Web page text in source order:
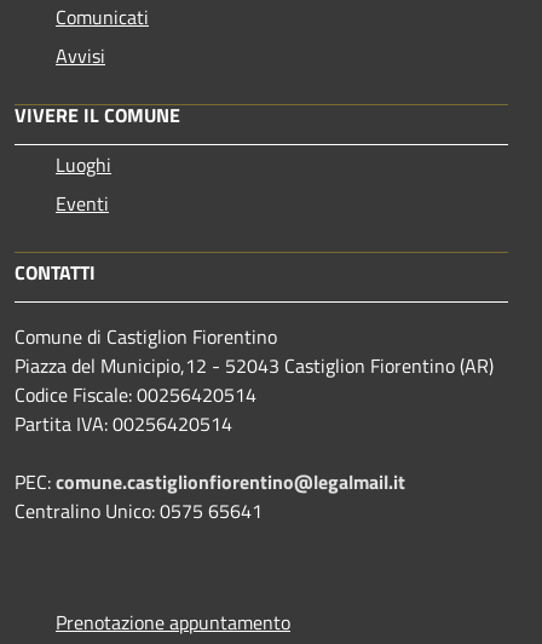
Comunicati
Avvisi
VIVERE IL COMUNE
Luoghi
Eventi
CONTATTI
Comune di Castiglion Fiorentino
Piazza del Municipio,12 - 52043 Castiglion Fiorentino (AR)
Codice Fiscale: 00256420514
Partita IVA: 00256420514
PEC:comune.castiglionfiorentino@legalmail.it
Centralino Unico: 0575 65641
Prenotazione appuntamento